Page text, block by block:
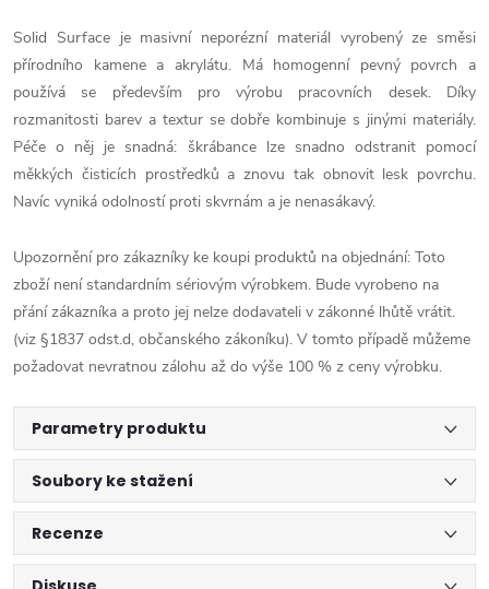
Solid Surface je masivní neporézní materiál vyrobený ze směsi
přírodního kamene a akrylátu. Má homogenní pevný povrch a
používá se především pro výrobu pracovních desek. Díky
rozmanitosti barev a textur se dobře kombinuje s jinými materiály.
Péče o něj je snadná: škrábance lze snadno odstranit pomocí
měkkých čisticích prostředků a znovu tak obnovit lesk povrchu.
Navíc vyniká odolností proti skvrnám a je nenasákavý.
Upozornění pro zákazníky ke koupi produktů na objednání: Toto
zboží není standardním sériovým výrobkem. Bude vyrobeno na
přání zákazníka a proto jej nelze dodavateli v zákonné lhůtě vrátit.
(viz §1837 odst.d, občanského zákoníku). V tomto případě můžeme
požadovat nevratnou zálohu až do výše 100 % z ceny výrobku.
Parametry produktu
Soubory ke stažení
Recenze